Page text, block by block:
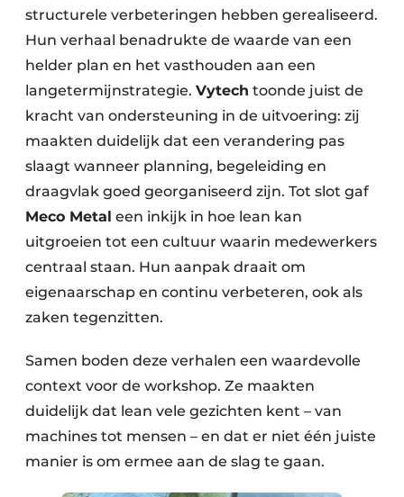
structurele verbeteringen hebben gerealiseerd.
Hun verhaal benadrukte de waarde van een
helder plan en het vasthouden aan een
langetermijnstrategie. Vytech toonde juist de
kracht van ondersteuning in de uitvoering: zij
maakten duidelijk dat een verandering pas
slaagt wanneer planning, begeleiding en
draagvlak goed georganiseerd zijn. Tot slot gaf
Meco Metal een inkijk in hoe lean kan
uitgroeien tot een cultuur waarin medewerkers
centraal staan. Hun aanpak draait om
eigenaarschap en continu verbeteren, ook als
zaken tegenzitten.
Samen boden deze verhalen een waardevolle
context voor de workshop. Ze maakten
duidelijk dat lean vele gezichten kent – van
machines tot mensen – en dat er niet één juiste
manier is om ermee aan de slag te gaan.